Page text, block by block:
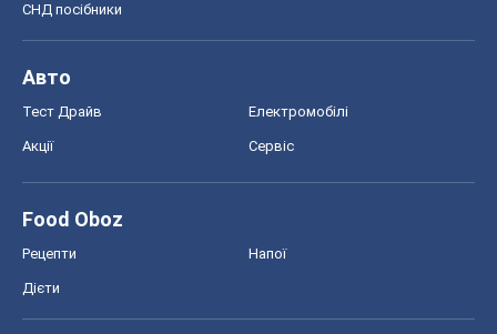
СНД посібники
Авто
Тест Драйв Електромобілі
Акції Сервіс
Food Oboz
Рецепти Напої
Дієти